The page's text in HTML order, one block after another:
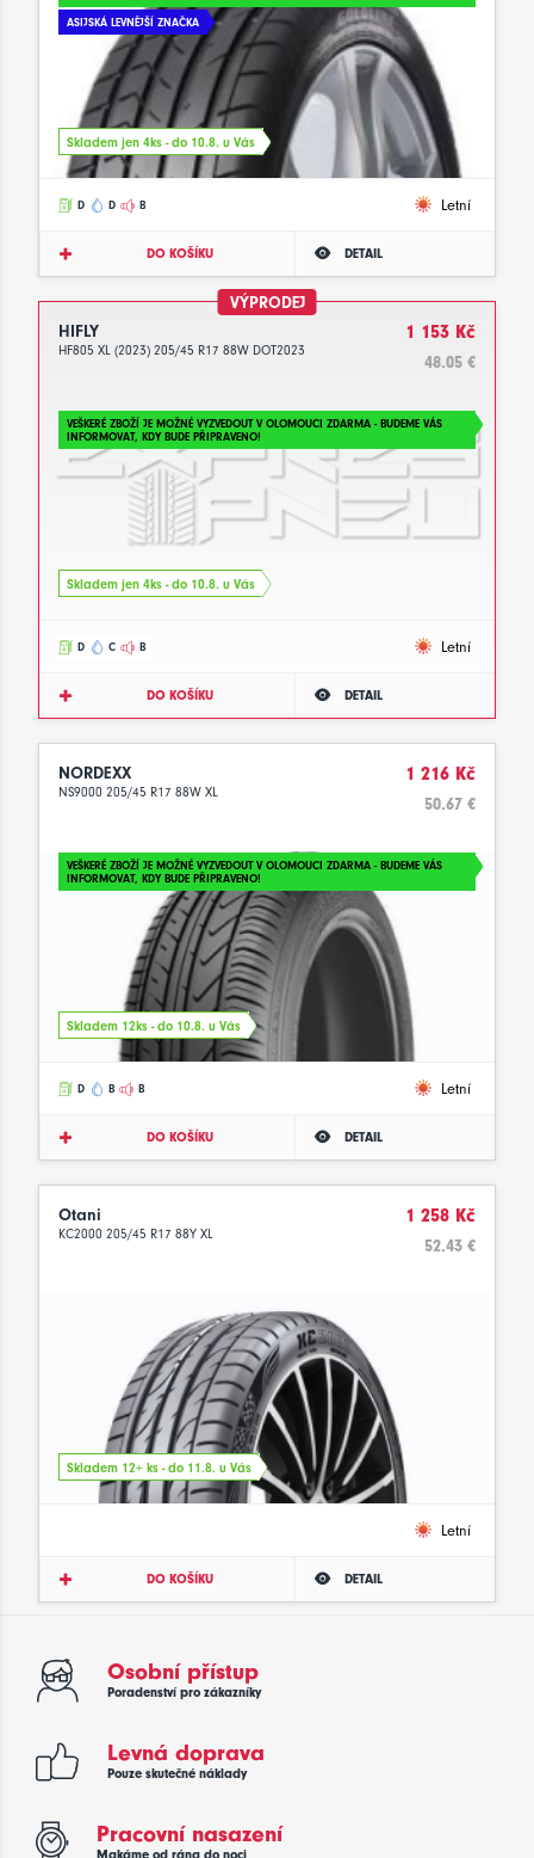
ASIJSKÁ LEVNĚJŠÍ ZNAČKA
Skladem jen 4ks - do 10.8. u Vás
D D B Letní
DO KOŠÍKU DETAIL
VÝPRODEJ
HIFLY
HF805 XL (2023) 205/45 R17 88W DOT2023
1 153 Kč
48.05 €
VEŠKERÉ ZBOŽÍ JE MOŽNÉ VYZVEDOUT V OLOMOUCI ZDARMA - BUDEME VÁS
INFORMOVAT, KDY BUDE PŘIPRAVENO!
Skladem jen 4ks - do 10.8. u Vás
D C B Letní
DO KOŠÍKU DETAIL
NORDEXX
NS9000 205/45 R17 88W XL
1 216 Kč
50.67 €
VEŠKERÉ ZBOŽÍ JE MOŽNÉ VYZVEDOUT V OLOMOUCI ZDARMA - BUDEME VÁS
INFORMOVAT, KDY BUDE PŘIPRAVENO!
Skladem 12ks - do 10.8. u Vás
D B B Letní
DO KOŠÍKU DETAIL
Otani
KC2000 205/45 R17 88Y XL
1 258 Kč
52.43 €
Skladem 12+ ks - do 11.8. u Vás
Letní
DO KOŠÍKU DETAIL
Osobní přístup
Poradenství pro zákazníky
Levná doprava
Pouze skutečné náklady
Pracovní nasazení